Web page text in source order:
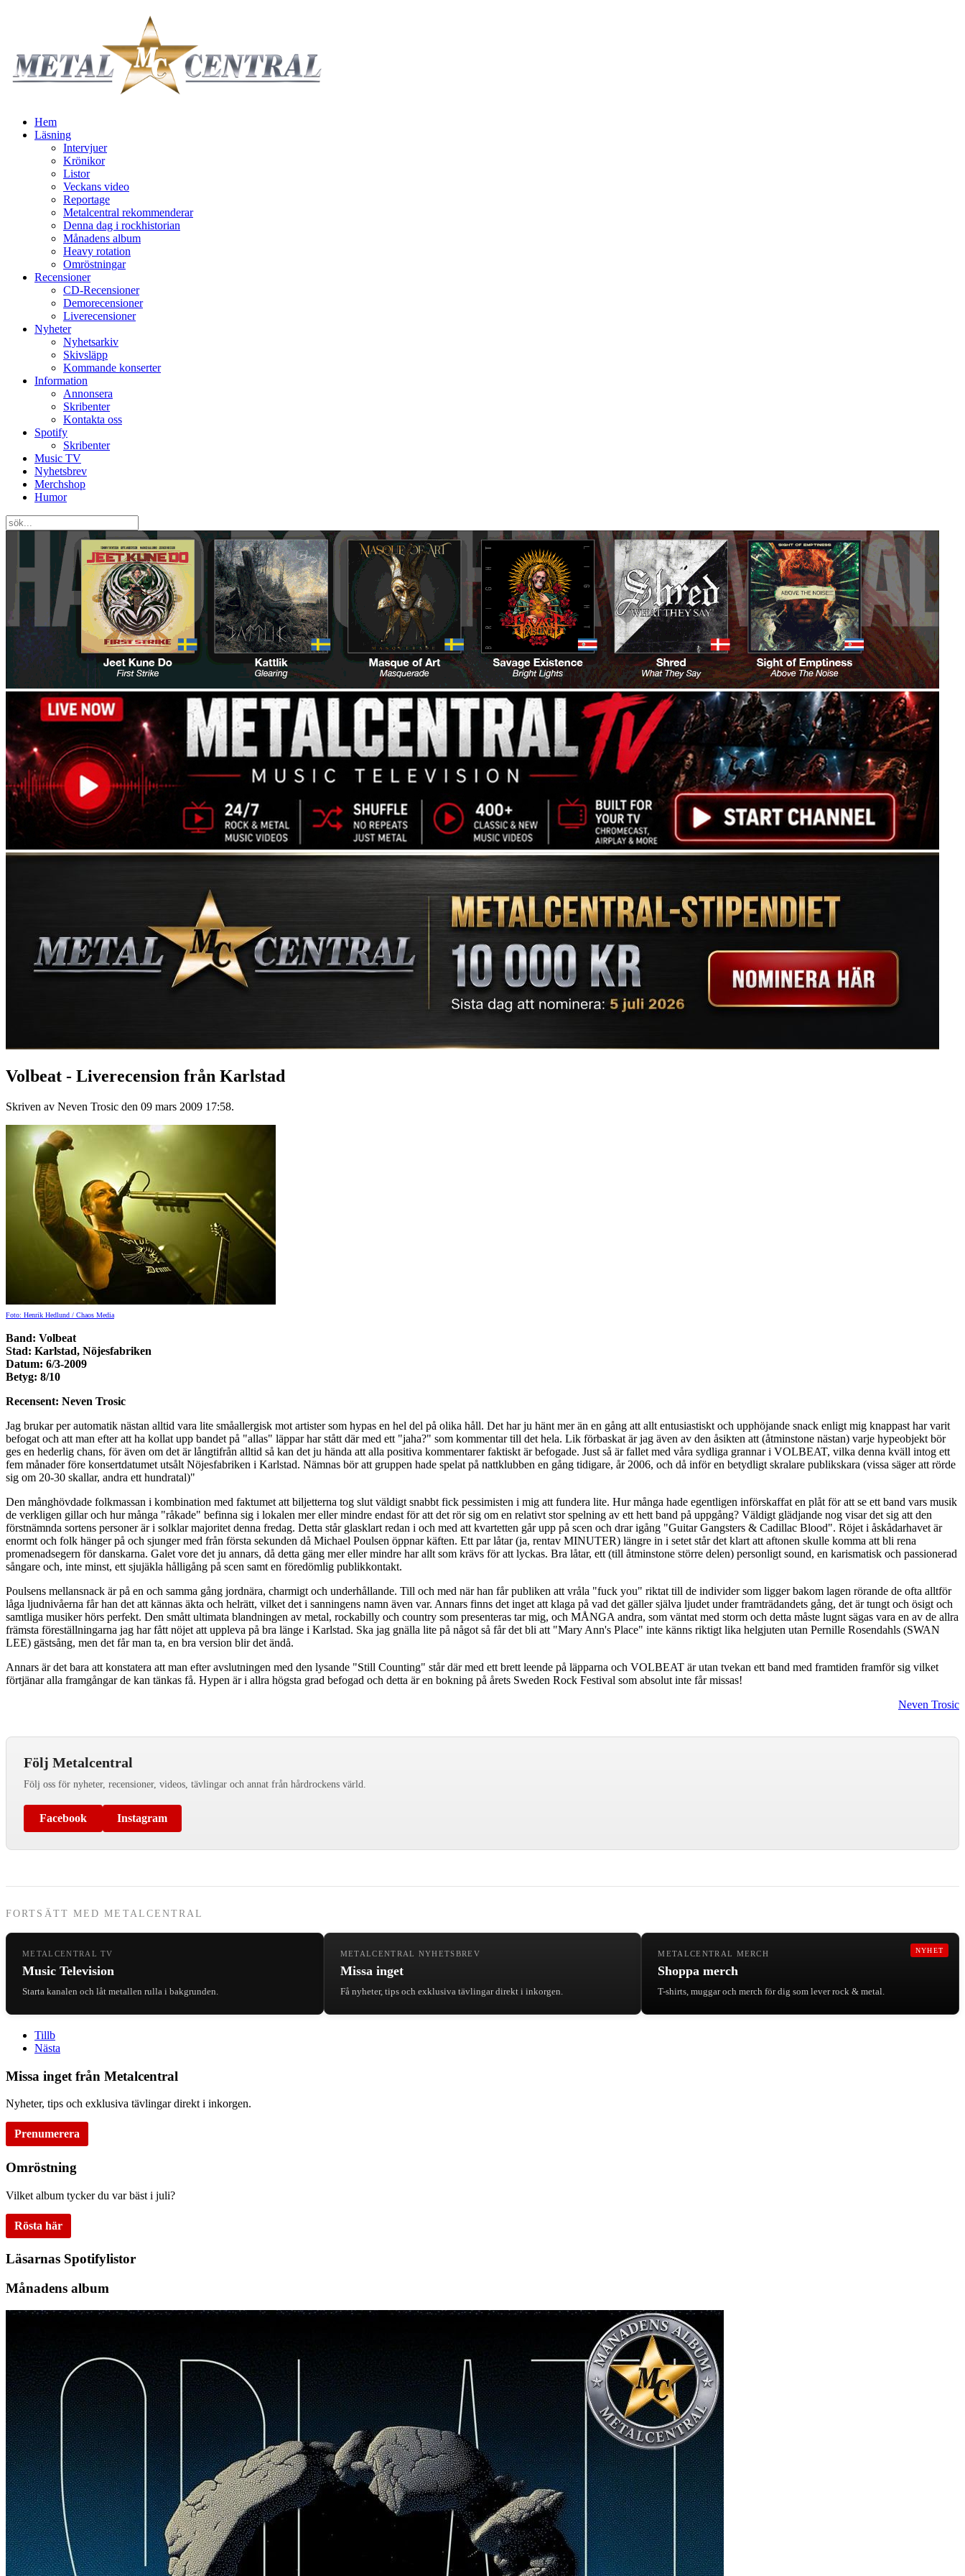
Hem
Läsning
Intervjuer
Krönikor
Listor
Veckans video
Reportage
Metalcentral rekommenderar
Denna dag i rockhistorian
Månadens album
Heavy rotation
Omröstningar
Recensioner
CD-Recensioner
Demorecensioner
Liverecensioner
Nyheter
Nyhetsarkiv
Skivsläpp
Kommande konserter
Information
Annonsera
Skribenter
Kontakta oss
Spotify
Skribenter
Music TV
Nyhetsbrev
Merchshop
Humor
Volbeat - Liverecension från Karlstad
Skriven av Neven Trosic den 09 mars 2009 17:58.
Foto: Henrik Hedlund / Chaos Media
Band: Volbeat
Stad: Karlstad, Nöjesfabriken
Datum: 6/3-2009
Betyg: 8/10
Recensent: Neven Trosic
Jag brukar per automatik nästan alltid vara lite småallergisk mot artister som hypas en hel del på olika håll. Det har ju hänt mer än en gång att allt entusiastiskt och upphöjande snack enligt mig knappast har varit
befogat och att man efter att ha kollat upp bandet på "allas" läppar har stått där med ett "jaha?" som kommentar till det hela. Lik förbaskat är jag även av den åsikten att (åtminstone nästan) varje hypeobjekt bör
ges en hederlig chans, för även om det är långtifrån alltid så kan det ju hända att alla positiva kommentarer faktiskt är befogade. Just så är fallet med våra sydliga grannar i VOLBEAT, vilka denna kväll intog ett
fem månader före konsertdatumet utsålt Nöjesfabriken i Karlstad. Nämnas bör att gruppen hade spelat på nattklubben en gång tidigare, år 2006, och då inför en betydligt skralare publikskara (vissa säger att rörde
sig om 20-30 skallar, andra ett hundratal)"
Den månghövdade folkmassan i kombination med faktumet att biljetterna tog slut väldigt snabbt fick pessimisten i mig att fundera lite. Hur många hade egentligen införskaffat en plåt för att se ett band vars musik
de verkligen gillar och hur många "råkade" befinna sig i lokalen mer eller mindre endast för att det rör sig om en relativt stor spelning av ett hett band på uppgång? Väldigt glädjande nog visar det sig att den
förstnämnda sortens personer är i solklar majoritet denna fredag. Detta står glasklart redan i och med att kvartetten går upp på scen och drar igång "Guitar Gangsters & Cadillac Blood". Röjet i åskådarhavet är
enormt och folk hänger på och sjunger med från första sekunden då Michael Poulsen öppnar käften. Ett par låtar (ja, rentav MINUTER) längre in i setet står det klart att aftonen skulle komma att bli rena
promenadsegern för danskarna. Galet vore det ju annars, då detta gäng mer eller mindre har allt som krävs för att lyckas. Bra låtar, ett (till åtminstone större delen) personligt sound, en karismatisk och passionerad
sångare och, inte minst, ett sjujäkla hålligång på scen samt en föredömlig publikkontakt.
Poulsens mellansnack är på en och samma gång jordnära, charmigt och underhållande. Till och med när han får publiken att vråla "fuck you" riktat till de individer som ligger bakom lagen rörande de ofta alltför
låga ljudnivåerna får han det att kännas äkta och helrätt, vilket det i sanningens namn även var. Annars finns det inget att klaga på vad det gäller själva ljudet under framträdandets gång, det är tungt och ösigt och
samtliga musiker hörs perfekt. Den smått ultimata blandningen av metal, rockabilly och country som presenteras tar mig, och MÅNGA andra, som väntat med storm och detta måste lugnt sägas vara en av de allra
främsta föreställningarna jag har fått nöjet att uppleva på bra länge i Karlstad. Ska jag gnälla lite på något så får det bli att "Mary Ann's Place" inte känns riktigt lika helgjuten utan Pernille Rosendahls (SWAN
LEE) gästsång, men det får man ta, en bra version blir det ändå.
Annars är det bara att konstatera att man efter avslutningen med den lysande "Still Counting" står där med ett brett leende på läpparna och VOLBEAT är utan tvekan ett band med framtiden framför sig vilket
förtjänar alla framgångar de kan tänkas få. Hypen är i allra högsta grad befogad och detta är en bokning på årets Sweden Rock Festival som absolut inte får missas!
Neven Trosic
Följ Metalcentral
Följ oss för nyheter, recensioner, videos, tävlingar och annat från hårdrockens värld.
Facebook Instagram
FORTSÄTT MED METALCENTRAL
METALCENTRAL TV
Music Television
Starta kanalen och låt metallen rulla i bakgrunden.
METALCENTRAL NYHETSBREV
Missa inget
Få nyheter, tips och exklusiva tävlingar direkt i inkorgen.
NYHET
METALCENTRAL MERCH
Shoppa merch
T-shirts, muggar och merch för dig som lever rock & metal.
Tillb
Nästa
Missa inget från Metalcentral
Nyheter, tips och exklusiva tävlingar direkt i inkorgen.
Prenumerera
Omröstning
Vilket album tycker du var bäst i juli?
Rösta här
Läsarnas Spotifylistor
Månadens album